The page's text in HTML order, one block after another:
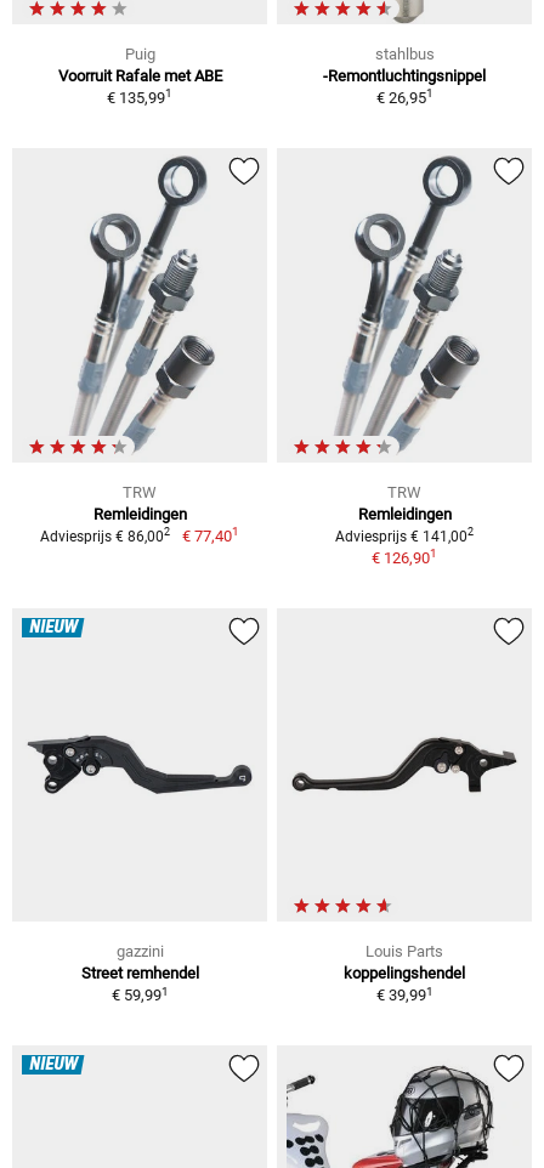
Puig
Voorruit Rafale met ABE
€ 135,991
stahlbus
-Remontluchtingsnippel
€ 26,951
TRW
Remleidingen
Adviesprijs € 86,002 € 77,401
TRW
Remleidingen
Adviesprijs € 141,002
€ 126,901
NIEUW
gazzini
Street remhendel
€ 59,991
Louis Parts
koppelingshendel
€ 39,991
NIEUW